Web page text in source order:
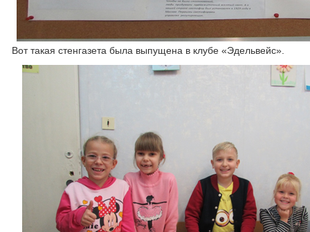
Вот такая стенгазета была выпущена в клубе «Эдельвейс».